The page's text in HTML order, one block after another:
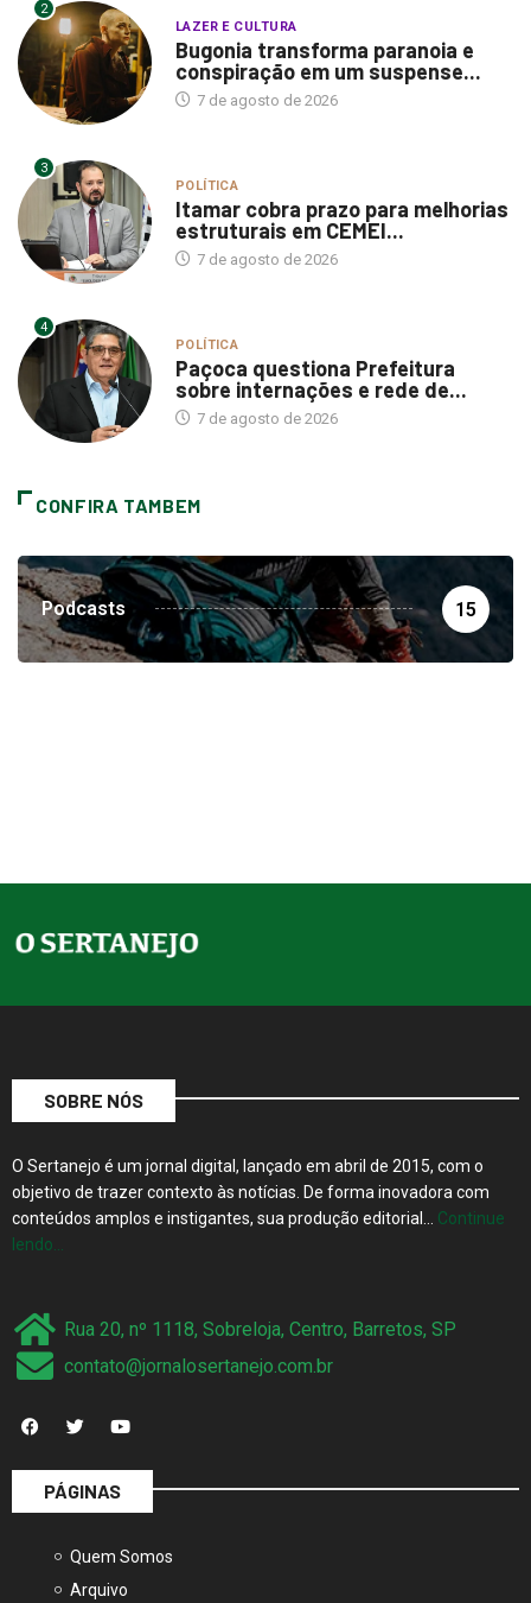
2
LAZER E CULTURA
Bugonia transforma paranoia e
conspiração em um suspense...
7 de agosto de 2026
3
POLÍTICA
Itamar cobra prazo para melhorias
estruturais em CEMEI...
7 de agosto de 2026
4
POLÍTICA
Paçoca questiona Prefeitura
sobre internações e rede de...
7 de agosto de 2026
CONFIRA TAMBEM
Podcasts 15
SOBRE NÓS
O Sertanejo é um jornal digital, lançado em abril de 2015, com o
objetivo de trazer contexto às notícias. De forma inovadora com
conteúdos amplos e instigantes, sua produção editorial… Continue
lendo…
Rua 20, nº 1118, Sobreloja, Centro, Barretos, SP
contato@jornalosertanejo.com.br
PÁGINAS
Quem Somos
Arquivo